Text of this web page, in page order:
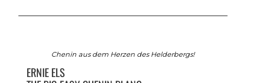
Chenin aus dem Herzen des Helderbergs!
ERNIE ELS